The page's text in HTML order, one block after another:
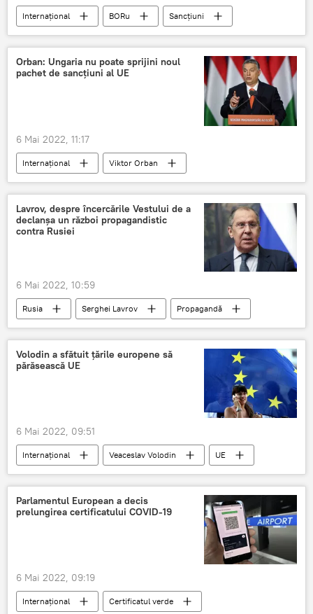
Internaţional BORu
Sancțiuni
Viktor Orban
Orban: Ungaria nu poate sprijini noul
pachet de sancțiuni al UE
6 Mai 2022, 11:17
Internaţional
Viktor Orban
Sancțiuni
Rusia Patriarhul Kirill
Lavrov, despre încercările Vestului de a
declanșa un război propagandistic
contra Rusiei
6 Mai 2022, 10:59
Rusia Serghei Lavrov
Propagandă
Rusia
Occident
Volodin a sfătuit țările europene să
părăsească UE
6 Mai 2022, 09:51
Internaţional Veaceslav Volodin
UE
Suveranitate
ieșire din ue
Parlamentul European a decis
prelungirea certificatului COVID-19
6 Mai 2022, 09:19
Internaţional
Certificatul verde